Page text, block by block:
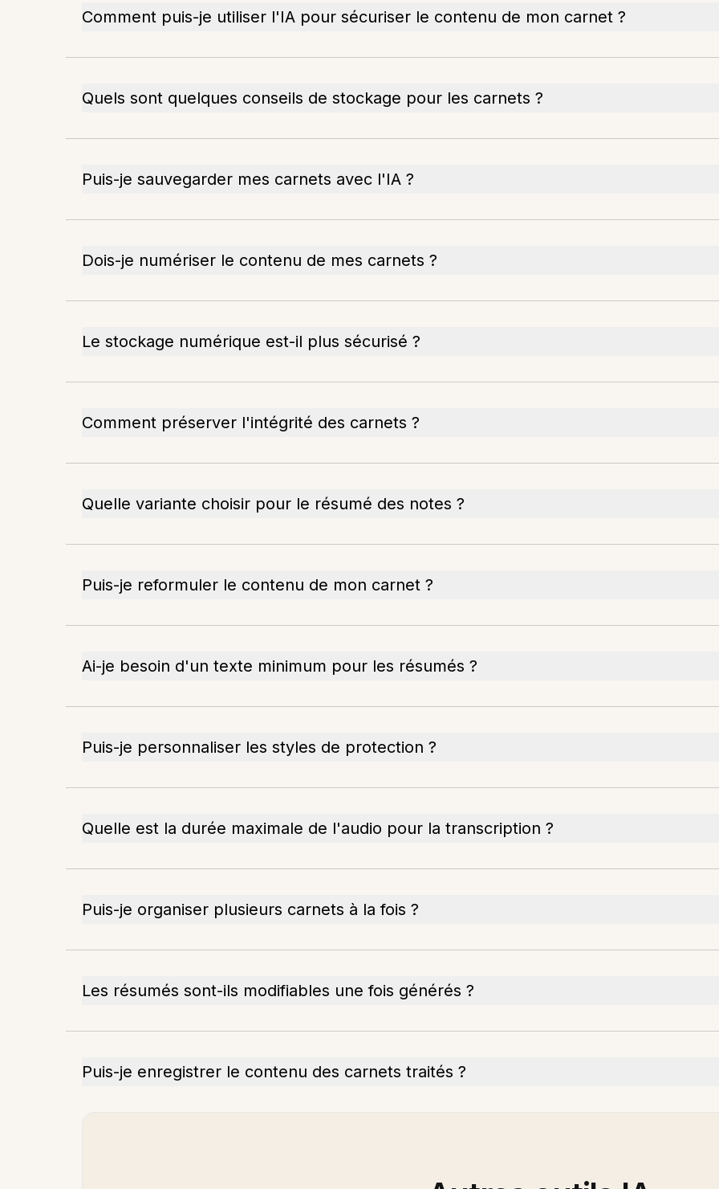
Comment puis-je utiliser l'IA pour sécuriser le contenu de mon carnet ?
Quels sont quelques conseils de stockage pour les carnets ?
Puis-je sauvegarder mes carnets avec l'IA ?
Dois-je numériser le contenu de mes carnets ?
Le stockage numérique est-il plus sécurisé ?
Comment préserver l'intégrité des carnets ?
Quelle variante choisir pour le résumé des notes ?
Puis-je reformuler le contenu de mon carnet ?
Ai-je besoin d'un texte minimum pour les résumés ?
Puis-je personnaliser les styles de protection ?
Quelle est la durée maximale de l'audio pour la transcription ?
Puis-je organiser plusieurs carnets à la fois ?
Les résumés sont-ils modifiables une fois générés ?
Puis-je enregistrer le contenu des carnets traités ?